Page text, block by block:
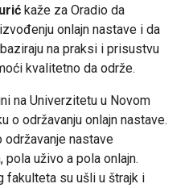
kaže za Oradio da
onlajn nastave i da
na praksi i prisustvu
kvalitetno da održe.
na Univerzitetu u Novom
o održavanju onlajn nastave.
održavanje nastave
uživo a pola onlajn.
su ušli u štrajk i